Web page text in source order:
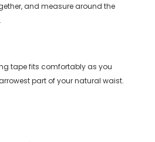
and measure around the
tape fits comfortably as you
part of your natural waist.